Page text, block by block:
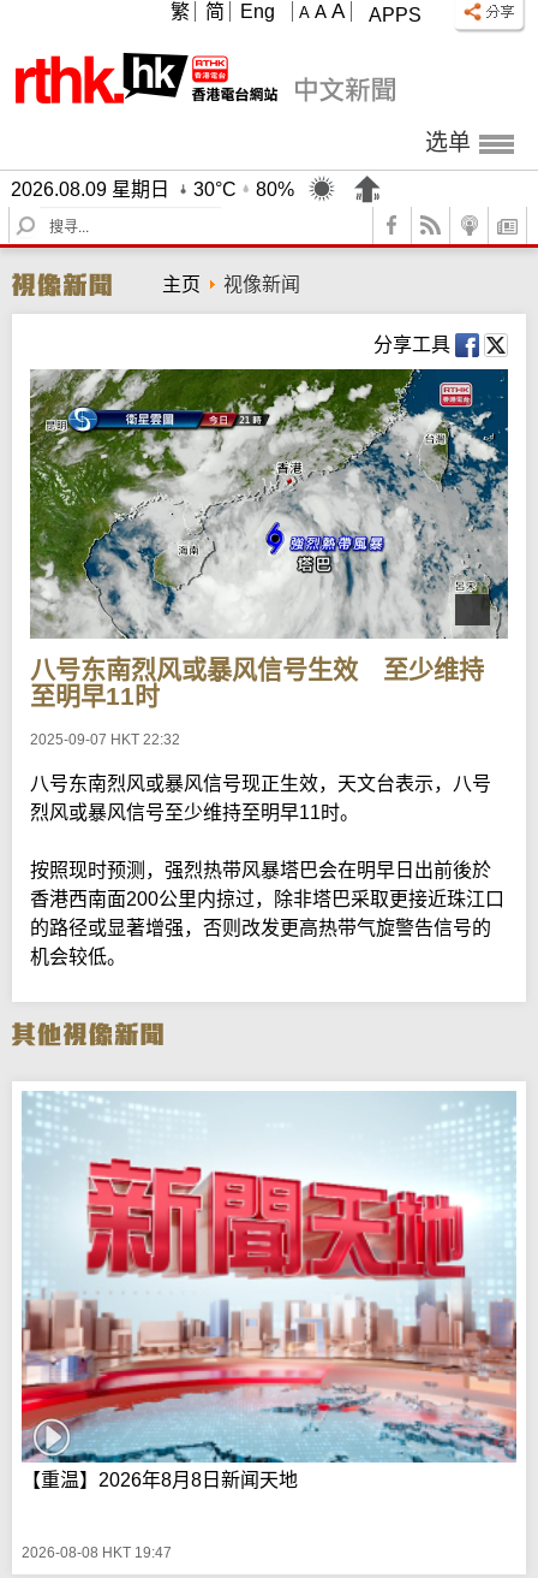
APPS
A A A
繁 简 Eng
选单
2026.08.09 星期日 30°C
80%
S
e
r
c
主页 视像新闻
分享工具
八号东南烈风或暴风信号生效 至少维持
至明早11时
2025-09-07 HKT 22:32
八号东南烈风或暴风信号现正生效，天文台表示，八号
烈风或暴风信号至少维持至明早11时。
按照现时预测，强烈热带风暴塔巴会在明早日出前後於
香港西南面200公里内掠过，除非塔巴采取更接近珠江口
的路径或显著增强，否则改发更高热带气旋警告信号的
机会较低。
【重温】2026年8月8日新闻天地
2026-08-08 HKT 19:47